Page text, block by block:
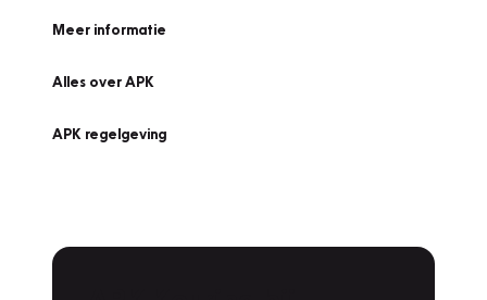
Meer informatie
Alles over APK
APK regelgeving